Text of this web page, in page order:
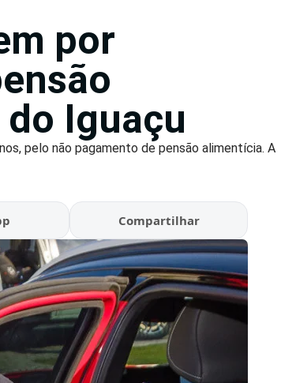
por
Iguaçu
pelo não pagamento de pensão alimentícia. A
Compartilhar